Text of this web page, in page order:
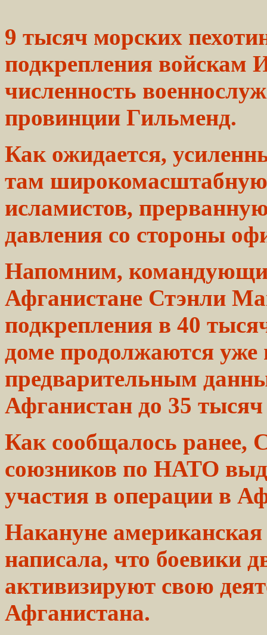
9 тысяч морских
подкрепления войскам
численность
провинции Гильменд.
Как ожидается,
там широкомасштабную
исламистов,
давления со стороны
Напомним,
Афганистане Стэнли
подкрепления в 40
доме продолжаются уже
предварительным
Афганистан до 35
Как сообщалось ранее,
союзников по НАТО
участия в операции в
Накануне американская
написала, что боевики
активизируют свою
Афганистана.